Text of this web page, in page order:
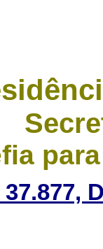
37.877,